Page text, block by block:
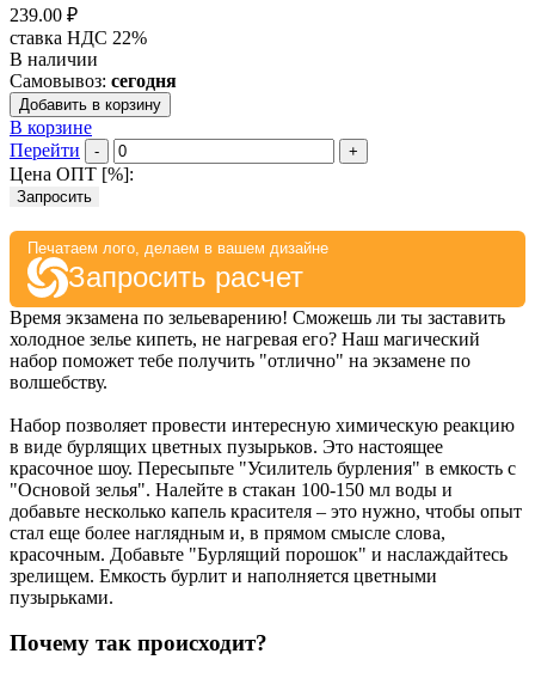
239.00 ₽
ставка НДС 22%
В наличии
Самовывоз: сегодня
Добавить в корзину
В корзине
Перейти
- +
Цена ОПТ [%]:
Запросить
Печатаем лого, делаем в вашем дизайне
Запросить расчет
Время экзамена по зельеварению! Сможешь ли ты заставить
холодное зелье кипеть, не нагревая его? Наш магический
набор поможет тебе получить "отлично" на экзамене по
волшебству.
Набор позволяет провести интересную химическую реакцию
в виде бурлящих цветных пузырьков. Это настоящее
красочное шоу. Пересыпьте "Усилитель бурления" в емкость с
"Основой зелья". Налейте в стакан 100-150 мл воды и
добавьте несколько капель красителя – это нужно, чтобы опыт
стал еще более наглядным и, в прямом смысле слова,
красочным. Добавьте "Бурлящий порошок" и наслаждайтесь
зрелищем. Емкость бурлит и наполняется цветными
пузырьками.
Почему так происходит?